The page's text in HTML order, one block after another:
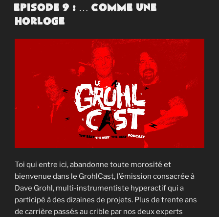
LE
Episode 9 : … Comme une
horloge
Toi qui entre ici, abandonne toute morosité et
bienvenue dans le GrohlCast, l’émission consacrée à
Dave Grohl, multi-instrumentiste hyperactif qui a
participé à des dizaines de projets. Plus de trente ans
de carrière passés au crible par nos deux experts